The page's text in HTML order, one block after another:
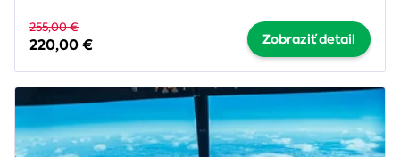
255,00 €
220,00 € Zobraziť detail